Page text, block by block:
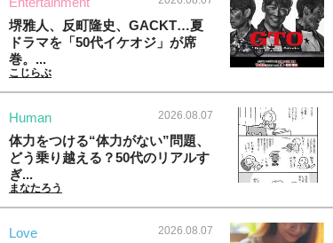
堺雅人、反町隆史、GACKT…夏
ドラマを「50代イケオジ」が席
巻。...
こじらぶ
Human 2026.08.07
体力をつける“体力がない”問題、
どう乗り越える？50代のリアルす
ぎ...
まなたろう
Love 2026.08.07